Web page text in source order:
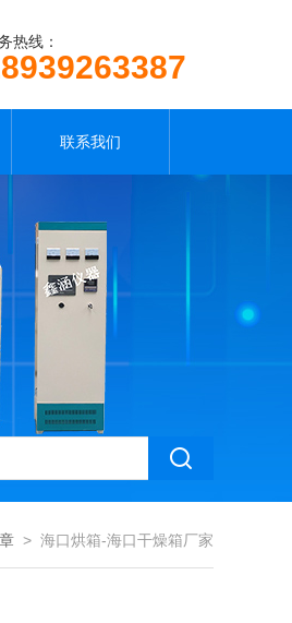
热线：
联系我们
> 海口烘箱-海口干燥箱厂家